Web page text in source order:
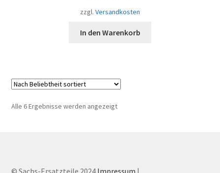
zzgl. Versandkosten
In den Warenkorb
Alle 6 Ergebnisse werden angezeigtNach